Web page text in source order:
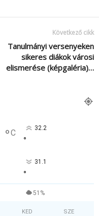
Következő cikk
Tanulmányi versenyeken
sikeres diákok városi
elismerése (képgaléria)…
°C 32.2
°
31.1
°
51%
KED SZE